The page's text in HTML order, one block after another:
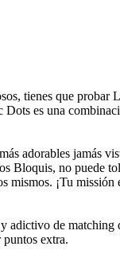
tienes que
es una
adorables jamás
Bloquis, no puede
mismos. ¡Tu missión
adictivo de matching
puntos extra.